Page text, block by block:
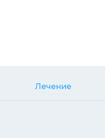
Лечение